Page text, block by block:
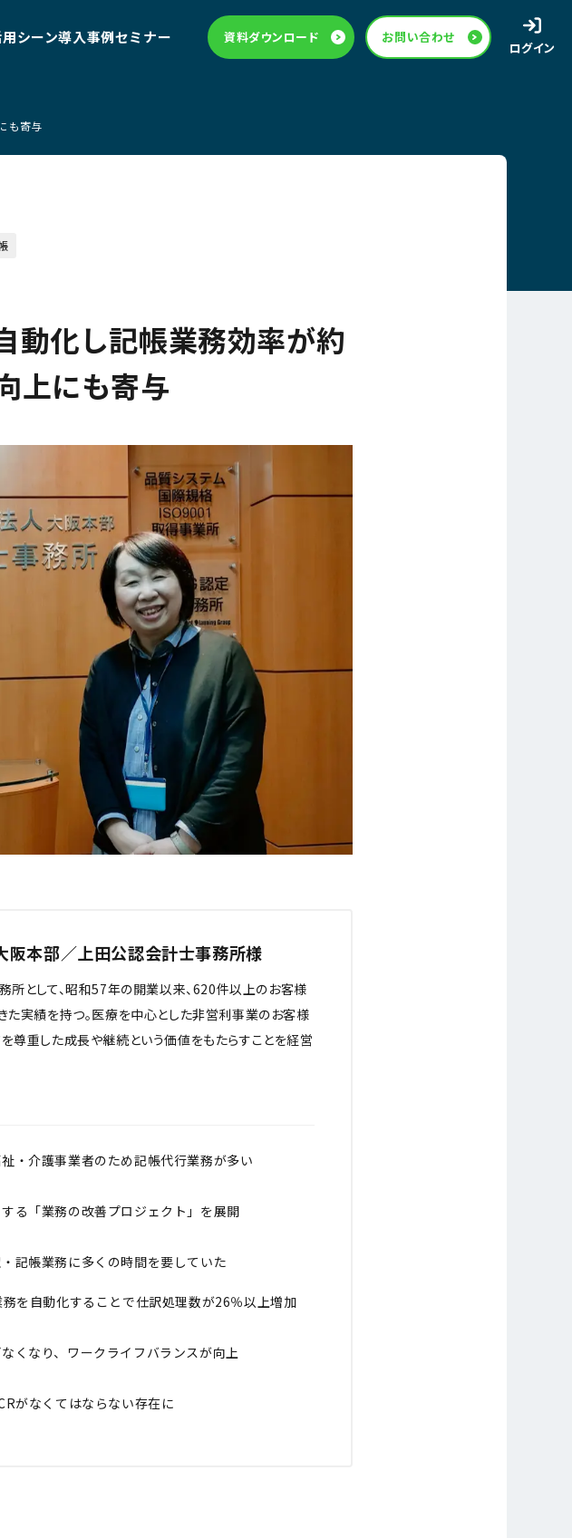
シーン導入事例セミナー 資料ダウンロード お問い合わせ
ログイン
も寄与
化し記帳業務効率が約
上にも寄与
阪本部／上田公認会計士事務所様
所として、昭和57年の開業以来、620件以上のお客様
た実績を持つ。医療を中心とした非営利事業のお客様
尊重した成長や継続という価値をもたらすことを経営
・介護事業者のため記帳代行業務が多い
る「業務の改善プロジェクト」を展開
記帳業務に多くの時間を要していた
を自動化することで仕訳処理数が26％以上増加
くなり、ワークライフバランスが向上
がなくてはならない存在に